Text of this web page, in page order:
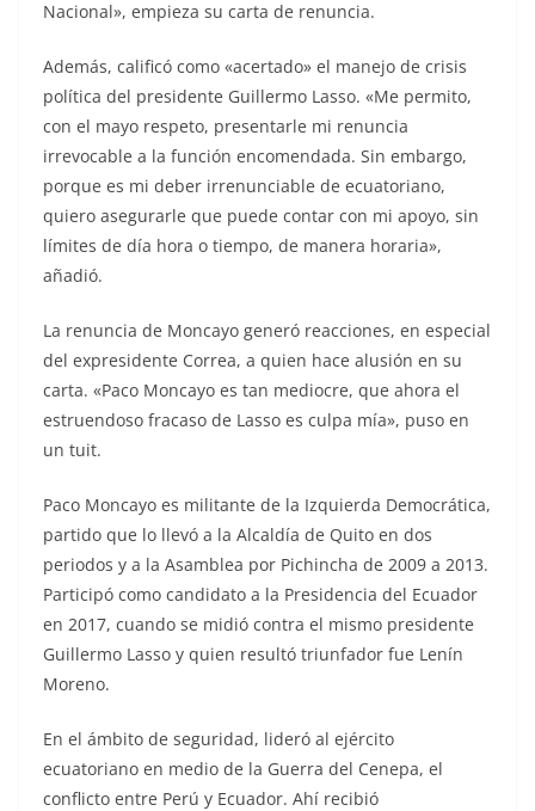
Nacional», empieza su carta de renuncia.
Además, calificó como «acertado» el manejo de crisis
política del presidente Guillermo Lasso. «Me permito,
con el mayo respeto, presentarle mi renuncia
irrevocable a la función encomendada. Sin embargo,
porque es mi deber irrenunciable de ecuatoriano,
quiero asegurarle que puede contar con mi apoyo, sin
límites de día hora o tiempo, de manera horaria»,
añadió.
La renuncia de Moncayo generó reacciones, en especial
del expresidente Correa, a quien hace alusión en su
carta. «Paco Moncayo es tan mediocre, que ahora el
estruendoso fracaso de Lasso es culpa mía», puso en
un tuit.
Paco Moncayo es militante de la Izquierda Democrática,
partido que lo llevó a la Alcaldía de Quito en dos
periodos y a la Asamblea por Pichincha de 2009 a 2013.
Participó como candidato a la Presidencia del Ecuador
en 2017, cuando se midió contra el mismo presidente
Guillermo Lasso y quien resultó triunfador fue Lenín
Moreno.
En el ámbito de seguridad, lideró al ejército
ecuatoriano en medio de la Guerra del Cenepa, el
conflicto entre Perú y Ecuador. Ahí recibió